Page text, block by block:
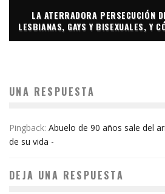
LA ATERRADORA PERSECUCIÓN
LESBIANAS, GAYS Y BISEXUALES, Y
UNA RESPUESTA
Pingback: Abuelo de 90 años sale del
de su vida -
DEJA UNA RESPUESTA